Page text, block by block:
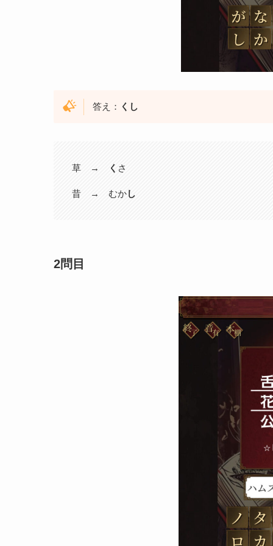
答え： くし
草 → く さ
昔 → むかし
2問目